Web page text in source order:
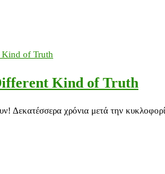
Kind of Truth
Δεκατέσσερα χρόνια μετά την